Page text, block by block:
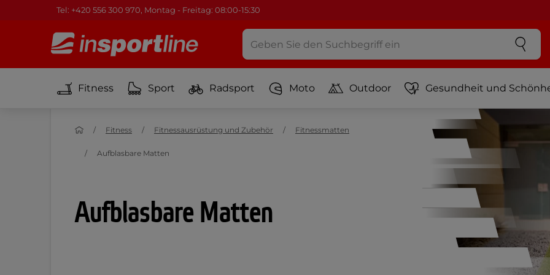
Tel: +420 556 300 970, Montag - Freitag: 08:00-15:30
Fitness Sport Radsport Moto Outdoor Gesundheit und
Aufblasbare Matten
Fitness Fitnessausrüstung und Zubehör Fitnessmatten
Aufblasbare Matten